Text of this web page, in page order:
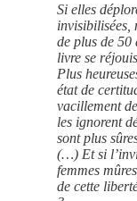
Si elles
invisibilisées,
de plus de 50
livre se
Plus
état de
vacillement
les ignorent
sont plus
(…) Et si
femmes
de cette